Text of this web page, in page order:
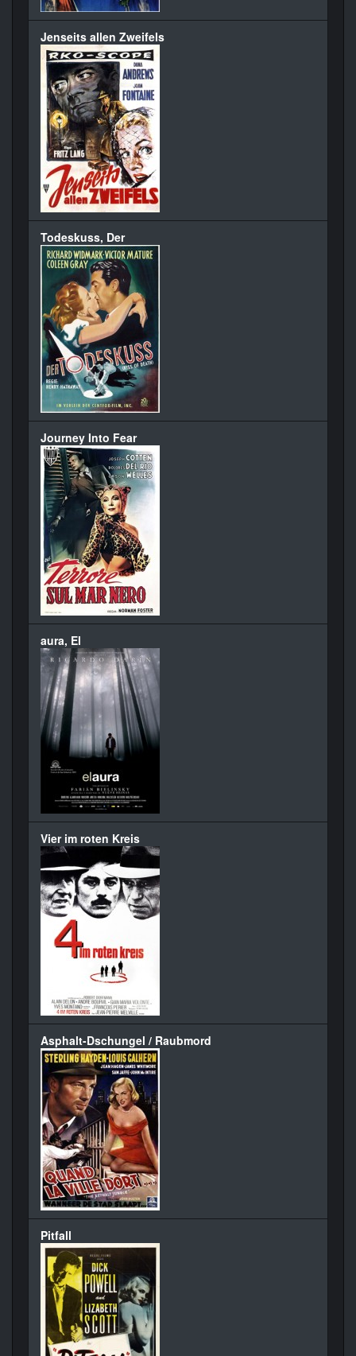
Jenseits allen Zweifels
Todeskuss, Der
Journey Into Fear
aura, El
Vier im roten Kreis
Asphalt-Dschungel / Raubmord
Pitfall